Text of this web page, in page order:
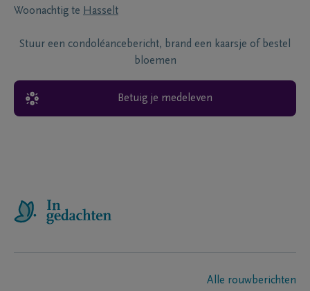
Woonachtig te Hasselt
Stuur een condoléancebericht, brand een kaarsje of bestel
bloemen
Betuig je medeleven
Alle rouwberichten